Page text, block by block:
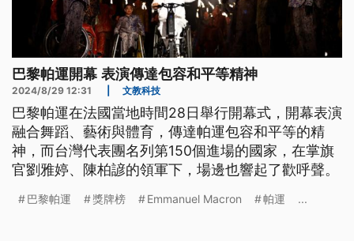
巴黎帕運開幕 表演傳達包容和平等精神
2024/8/29 12:31 文教科技
巴黎帕運在法國當地時間28日舉行開幕式，開幕表演
融合舞蹈、藝術與體育，傳達帕運包容和平等的精
神，而台灣代表團名列第150個進場的國家，在掌旗
官劉雅婷、陳柏諺的領軍下，場邊也響起了歡呼聲。
巴黎帕運 獎牌榜 Emmanuel Macron 帕運 ...